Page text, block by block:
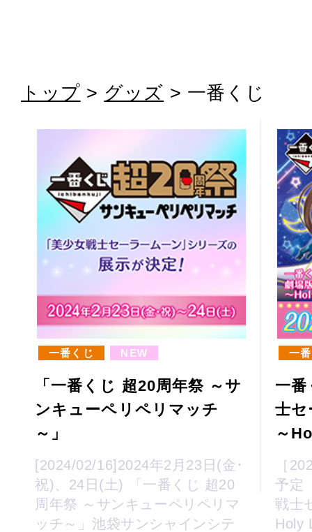
トップ > グッズ > 一番くじ
一番くじ NEW
「一番くじ 超20周年祭 ～サ
ンキューペリペリマッチ
～」
[2024/02/16]2024年2月23日(金･
祝)、24日(土) 「一番くじ 超20
周年祭 ～サンキューペリペリマ
ッチ～」池袋サンシャインシテ
一
一番
士
～
［
予定
戦士
Holy